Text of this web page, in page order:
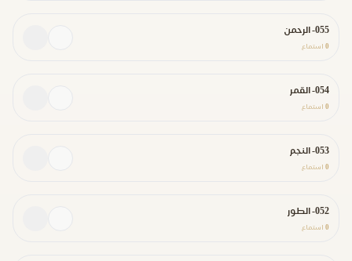
055- الرحمن
0 استماع
054- القمر
0 استماع
053- النجم
0 استماع
052- الطور
0 استماع